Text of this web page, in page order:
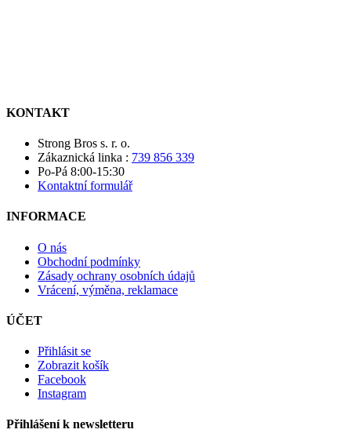
KONTAKT
Strong Bros s. r. o.
Zákaznická linka : 739 856 339
Po-Pá 8:00-15:30
Kontaktní formulář
INFORMACE
O nás
Obchodní podmínky
Zásady ochrany osobních údajů
Vrácení, výměna, reklamace
ÚČET
Přihlásit se
Zobrazit košík
Facebook
Instagram
Přihlášení k newsletteru